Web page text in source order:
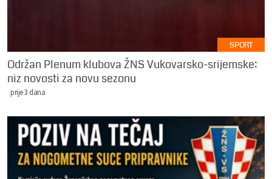
SPORT
Održan Plenum klubova ŽNS Vukovarsko-srijemske:
niz novosti za novu sezonu
prije 3 dana